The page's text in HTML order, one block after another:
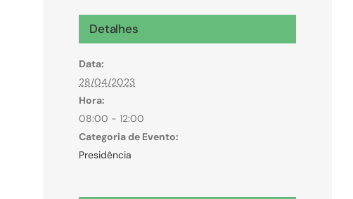
Microcrédito
Para MEI, microempresas e pessoas físicas
(feirantes e transportes)
Detalhes
Data:
28/04/2023
Hora:
08:00 - 12:00
Categoria de Evento:
Presidência